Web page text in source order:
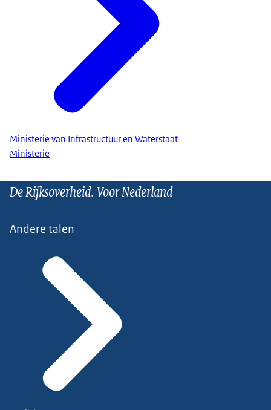
Ministerie van Infrastructuur en Waterstaat
Ministerie
De Rijksoverheid. Voor Nederland
Andere talen